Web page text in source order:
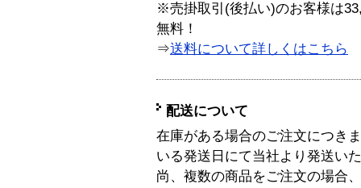
※売掛取引(後払い)のお客様は
無料！
⇒送料について詳しくはこちら
配送について
在庫がある場合のご注文につき
いる発送日にて当社より発送い
尚、複数の商品をご注文の場合